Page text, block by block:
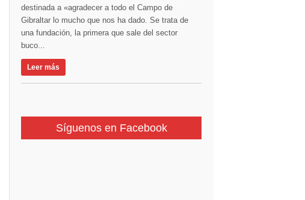
destinada a «agradecer a todo el Campo de
Gibraltar lo mucho que nos ha dado. Se trata de
una fundación, la primera que sale del sector
buco...
Leer más
Síguenos en Facebook